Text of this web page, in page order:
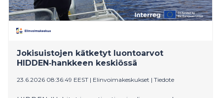
Jokisuistojen kätketyt luontoarvot
HIDDEN‑hankkeen keskiössä
23.6.2026 08:36:49 EEST | Elinvoimakeskukset | Tiedote